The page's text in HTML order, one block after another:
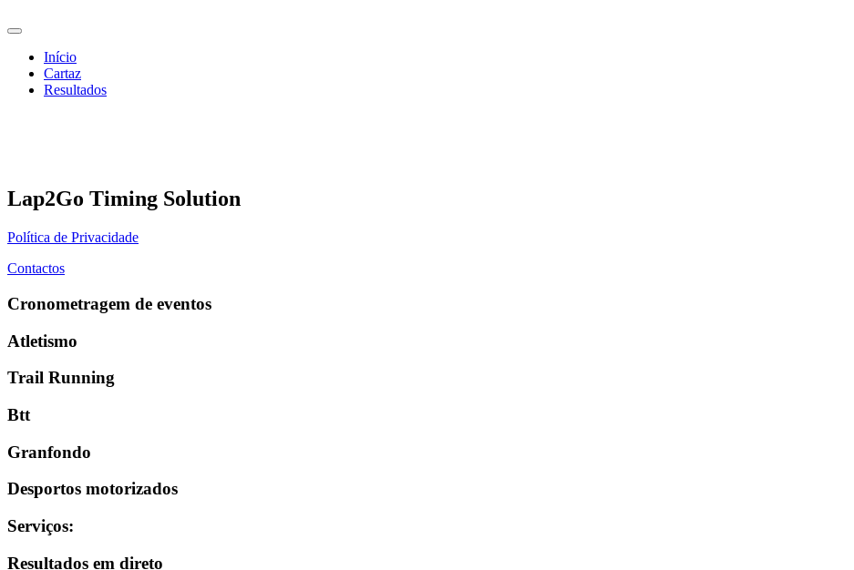
Início
Cartaz
Resultados
Lap2Go Timing Solution
Política de Privacidade
Contactos
Cronometragem de eventos
Atletismo
Trail Running
Btt
Granfondo
Desportos motorizados
Serviços:
Resultados em direto